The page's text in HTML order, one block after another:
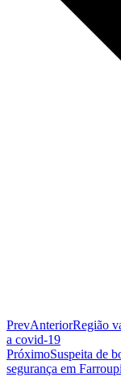
PrevAnteriorRegião
a covid-19
PróximoSuspeita de
segurança em